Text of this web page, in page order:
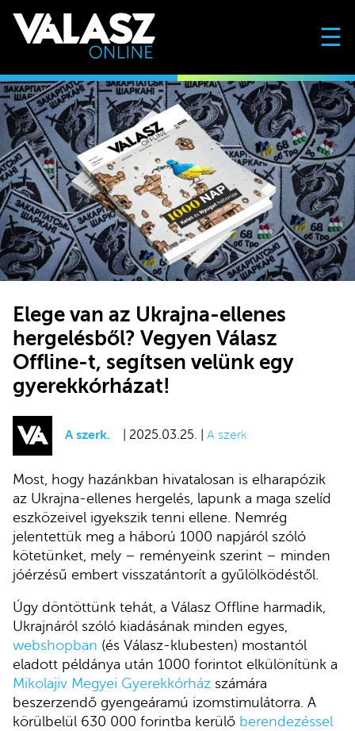
☰
Elege van az Ukrajna-ellenes
hergelésből? Vegyen Válasz
Offline-t, segítsen velünk egy
gyerekkórházat!
A szerk. | 2025.03.25. | A szerk
Most, hogy hazánkban hivatalosan is elharapózik
az Ukrajna-ellenes hergelés, lapunk a maga szelíd
eszközeivel igyekszik tenni ellene. Nemrég
jelentettük meg a háború 1000 napjáról szóló
kötetünket, mely – reményeink szerint – minden
jóérzésű embert visszatántorít a gyűlölködéstől.
Úgy döntöttünk tehát, a Válasz Offline harmadik,
Ukrajnáról szóló kiadásának minden egyes,
webshopban (és Válasz-klubesten) mostantól
eladott példánya után 1000 forintot elkülönítünk a
Mikolajiv Megyei Gyerekkórház számára
beszerzendő gyengeáramú izomstimulátorra. A
körülbelül 630 000 forintba kerülő berendezéssel